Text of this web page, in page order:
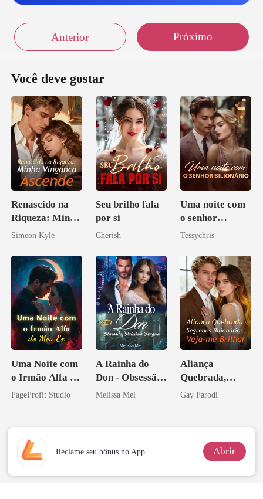
Anterior Próximo
Você deve gostar
Renascido na
Riqueza: Minha
Vingança
Simeon Kyle
Seu brilho fala
por si
Cherish
Uma noite com
o senhor
Bilionário
Tessychris
Uma Noite com
o Irmão Alfa do
Meu Ex
PageProfit Studio
A Rainha do
Don - Obsessão,
Paixão e Sangue
Melissa Mel
Aliança
Quebrada,
Segredos
Gay Parodi
Reclame seu bônus no App Abrir